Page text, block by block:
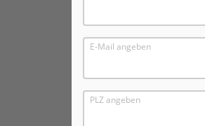
E-Mail angeben
PLZ angeben